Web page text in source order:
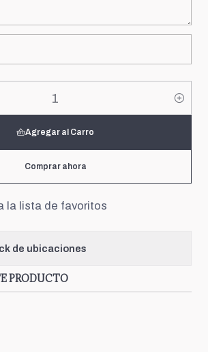
Agregar al Carro
Comprar ahora
la lista de favoritos
de ubicaciones
PRODUCTO